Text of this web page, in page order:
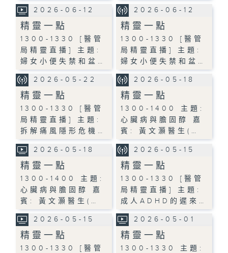
2026-06-12
精靈一點
1300-1330 [醫管
局精靈直播] 主題:
婦女小便失禁和盆…
2026-06-12
精靈一點
1300-1330 [醫管
局精靈直播] 主題:
婦女小便失禁和盆…
2026-05-22
精靈一點
1300-1330 [醫管
局精靈直播] 主題:
拆解痛風隱形危機…
2026-05-18
精靈一點
1300-1400 主題:
心臟病與膽固醇 嘉
賓: 黃文灝醫生(…
2026-05-18
精靈一點
1300-1400 主題:
心臟病與膽固醇 嘉
賓: 黃文灝醫生(…
2026-05-15
精靈一點
1300-1330 [醫管
局精靈直播] 主題:
成人ADHD的遲來…
2026-05-15
精靈一點
1300-1330 [醫管
2026-05-01
精靈一點
1300-1330 主題: